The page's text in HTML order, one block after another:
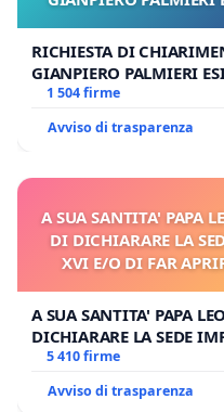
RICHIESTA DI
GIANPIERO PALMIERI
1 504 firme
Avviso di trasparenza
A SUA SANTITA' PAPA
DI DICHIARARE LA
XVI E/O DI FAR
A SUA SANTITA' PAPA
DICHIARARE LA SEDE
E/O DI FAR APRIRE IL
5 410 firme
Avviso di trasparenza